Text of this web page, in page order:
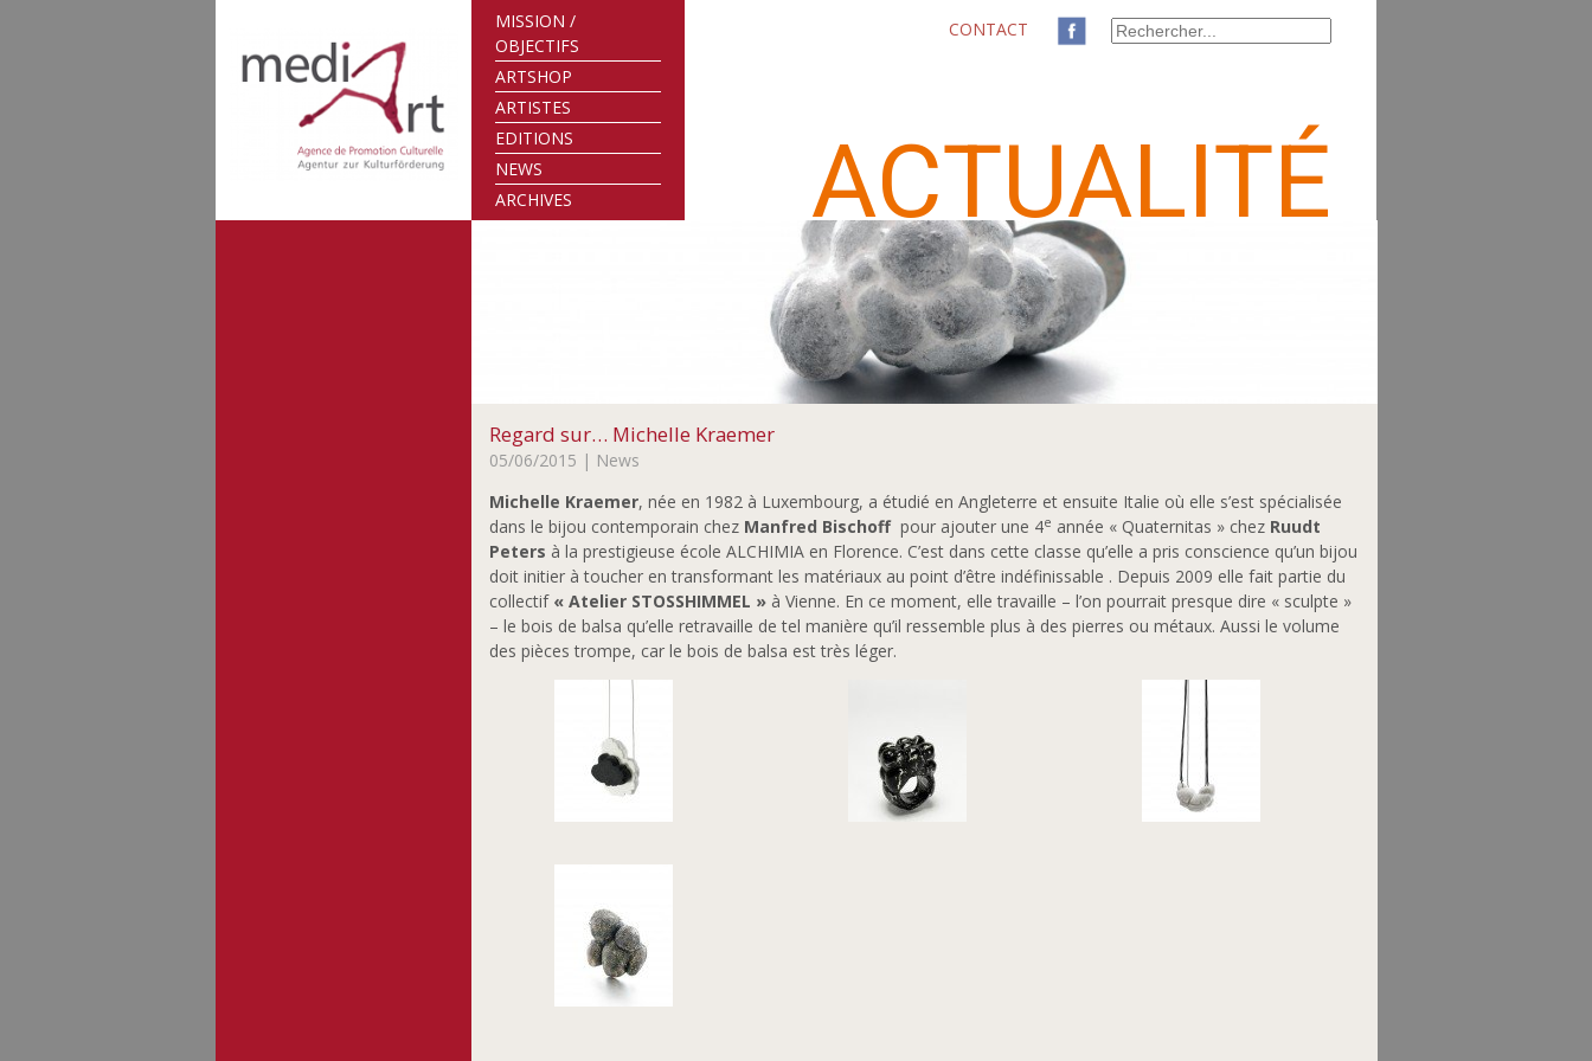
MISSION /
OBJECTIFS
ARTSHOP
ARTISTES
EDITIONS
NEWS
ARCHIVES
CONTACT
ACTUALITÉ
Regard sur… Michelle Kraemer
05/06/2015 | News
Michelle Kraemer, née en 1982 à Luxembourg, a étudié en Angleterre et ensuite Italie où elle s’est spécialisée
dans le bijou contemporain chez Manfred Bischoffpour ajouter une 4e année « Quaternitas » chez Ruudt
Peters à la prestigieuse école ALCHIMIA en Florence. C’est dans cette classe qu’elle a pris conscience qu’un bijou
doit initier à toucher en transformant les matériaux au point d’être indéfinissable . Depuis 2009 elle fait partie du
collectif « Atelier STOSSHIMMEL » à Vienne. En ce moment, elle travaille – l’on pourrait presque dire « sculpte »
– le bois de balsa qu’elle retravaille de tel manière qu’il ressemble plus à des pierres ou métaux. Aussi le volume
des pièces trompe, car le bois de balsa est très léger.